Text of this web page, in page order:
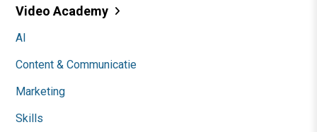
Video Academy
AI
Content & Communicatie
Marketing
Skills